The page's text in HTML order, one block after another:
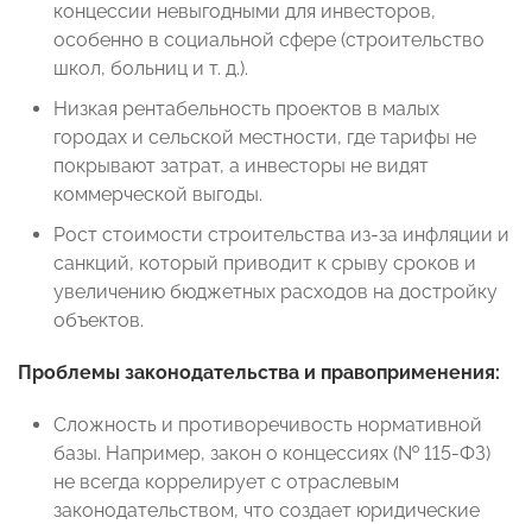
концессии невыгодными для инвесторов,
особенно в социальной сфере (строительство
школ, больниц и т. д.).
Низкая рентабельность проектов в малых
городах и сельской местности, где тарифы не
покрывают затрат, а инвесторы не видят
коммерческой выгоды.
Рост стоимости строительства из-за инфляции и
санкций, который приводит к срыву сроков и
увеличению бюджетных расходов на достройку
объектов.
Проблемы законодательства и правоприменения:
Сложность и противоречивость нормативной
базы. Например, закон о концессиях (№ 115-ФЗ)
не всегда коррелирует с отраслевым
законодательством, что создает юридические